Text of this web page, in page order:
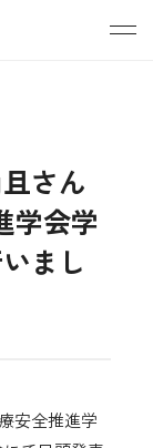
さん
学会学
まし
安全推進学